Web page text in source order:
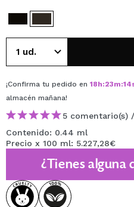
¡Confirma tu pedido en 18h:23m:14
almacén mañana!
5 comentario(s) /
Contenido: 0.44 ml
Precio x 100 ml: 5.227,28€
¿Tienes alguna